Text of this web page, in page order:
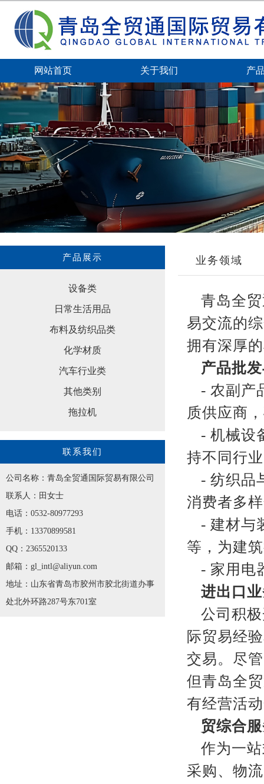
网站首页 关于我们 产
产品展示
设备类
日常生活用品
布料及纺织品类
化学材质
汽车行业类
其他类别
拖拉机
联系我们
公司名称：青岛全贸通国际贸易有限公司
联系人：田女士
电话：0532-80977293
手机：13370899581
QQ：2365520133
邮箱：gl_intl@aliyun.com
地址：山东省青岛市胶州市胶北街道办事
处北外环路287号东701室
业务领域
青岛全
易交流的
拥有深厚
产品批
- 农副产
质供应商
- 机械设
持不同行
- 纺织品
消费者多
- 建材与
等，为建
- 家用电
进出口
公司积
际贸易经
交易。尽
但青岛全
有经营活
贸综合
作为一
采购、物